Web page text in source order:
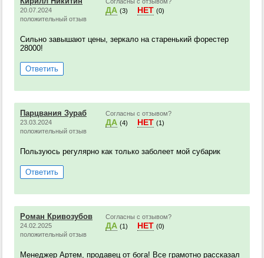
20.07.2024
положительный отзыв
ДА (3) НЕТ (0)
Сильно завышают цены, зеркало на старенький форестер
28000!
Ответить
Парцвания Зураб
23.03.2024
положительный отзыв
Согласны с отзывом?
ДА (4) НЕТ (1)
Пользуюсь регулярно как только заболеет мой субарик
Ответить
Роман Кривозубов
24.02.2025
положительный отзыв
Согласны с отзывом?
ДА (1) НЕТ (0)
Менеджер Артем, продавец от бога! Все грамотно рассказал